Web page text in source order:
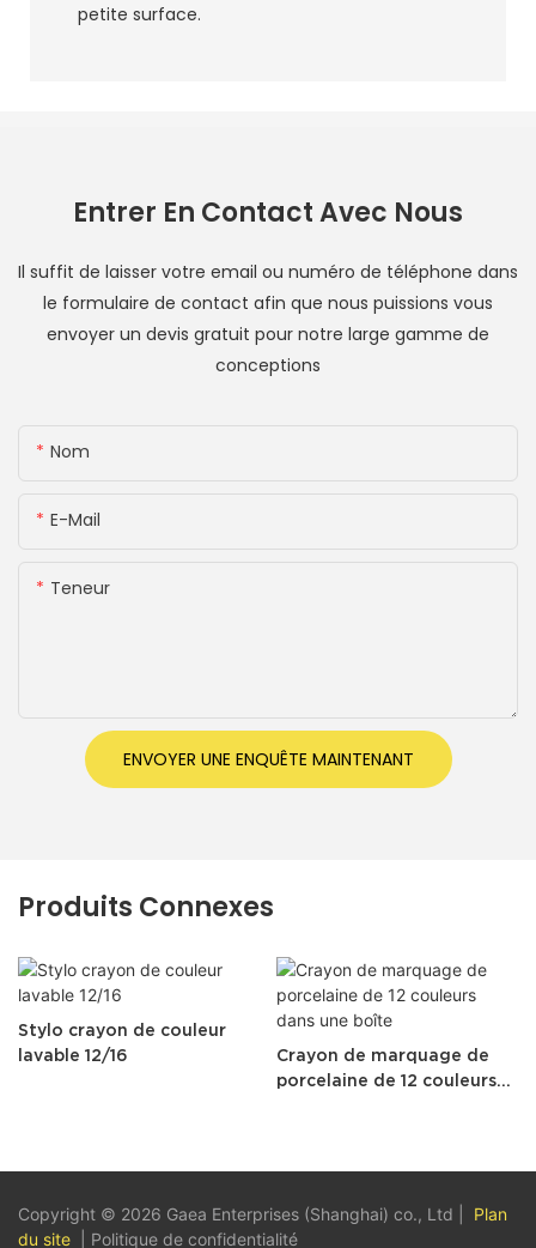
petite surface.
Entrer En Contact Avec Nous
Il suffit de laisser votre email ou numéro de téléphone dans
le formulaire de contact afin que nous puissions vous
envoyer un devis gratuit pour notre large gamme de
conceptions
Nom
E-Mail
Teneur
ENVOYER UNE ENQUÊTE MAINTENANT
Produits Connexes
Stylo crayon de couleur
lavable 12/16
Crayon de marquage de
porcelaine de 12 couleurs
Copyright © 2026 Gaea Enterprises (Shanghai) co., Ltd |
Plan
du site
Politique de confidentialité